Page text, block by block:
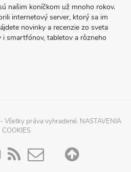
našim koníčkom už mnoho rokov.
internetový server, ktorý sa im
novinky a recenzie zo sveta
smartfónov, tabletov a rôzneho
- Všetky práva vyhradené. NASTAVENIA
COOKIES